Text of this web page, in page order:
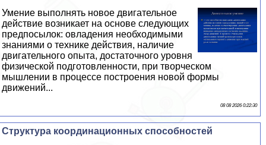
Умение выполнять новое двигательное
действие возникает на основе следующих
предпосылок: овладения необходимыми
знаниями о технике действия, наличие
двигательного опыта, достаточного уровня
физической подготовленности, при творческом
мышлении в процессе построения новой формы
движений...
08 08 2026 0:22:30
Структура координационных способностей